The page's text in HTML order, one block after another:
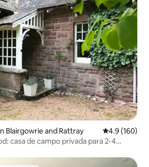
Blairgowrie and Rattray Calificación
4.9 (160)
casa de campo privada para 2-4